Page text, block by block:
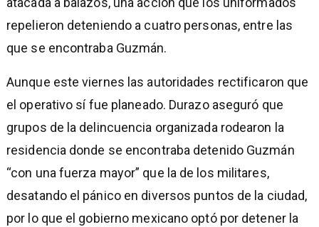
repelieron deteniendo a cuatro personas, entre las
que se encontraba Guzmán.
Aunque este viernes las autoridades rectificaron que
el operativo sí fue planeado. Durazo aseguró que
grupos de la delincuencia organizada rodearon la
residencia donde se encontraba detenido Guzmán
“con una fuerza mayor” que la de los militares,
desatando el pánico en diversos puntos de la ciudad,
por lo que el gobierno mexicano optó por detener la